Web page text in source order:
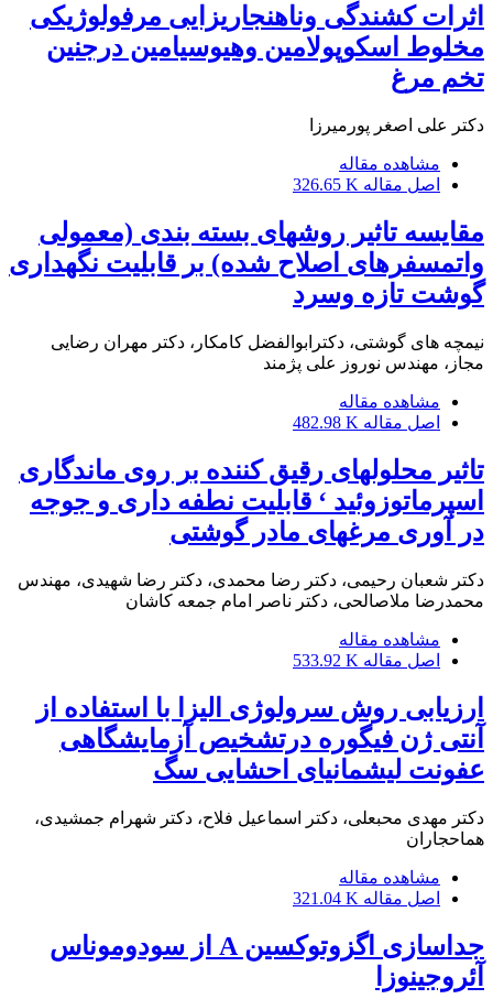
اثرات کشندگی وناهنجاریزایی مرفولوژیکی
مخلوط اسکوپولامین وهیوسیامین درجنین
تخم مرغ
دکتر علی اصغر پورمیرزا
مشاهده مقاله
اصل مقاله 326.65 K
مقایسه تاثیر روشهای بسته بندی (معمولی
واتمسفرهای اصلاح شده) بر قابلیت نگهداری
گوشت تازه وسرد
نیمچه های گوشتی، دکترابوالفضل کامکار، دکتر مهران رضایی
مجاز، مهندس نوروز علی پژمند
مشاهده مقاله
اصل مقاله 482.98 K
تاثیر محلولهای رقیق کننده بر روی ماندگاری
اسپرماتوزوئید ‘ قابلیت نطفه داری و جوجه
در آوری مرغهای مادر گوشتی
دکتر شعبان رحیمی، دکتر رضا محمدی، دکتر رضا شهیدی، مهندس
محمدرضا ملاصالحی، دکتر ناصر امام جمعه کاشان
مشاهده مقاله
اصل مقاله 533.92 K
ارزیابی روش سرولوژی الیزا با استفاده از
آنتی ژن فیگوره درتشخیص آزمایشگاهی
عفونت لیشمانیای احشایی سگ
دکتر مهدی محبعلی، دکتر اسماعیل فلاح، دکتر شهرام جمشیدی،
هماحجاران
مشاهده مقاله
اصل مقاله 321.04 K
جداسازی اگزوتوکسین A از سودوموناس
آئروجینوزا